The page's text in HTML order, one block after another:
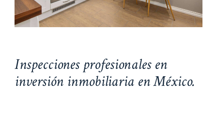
Inspecciones profesionales en
inversión inmobiliaria en México.